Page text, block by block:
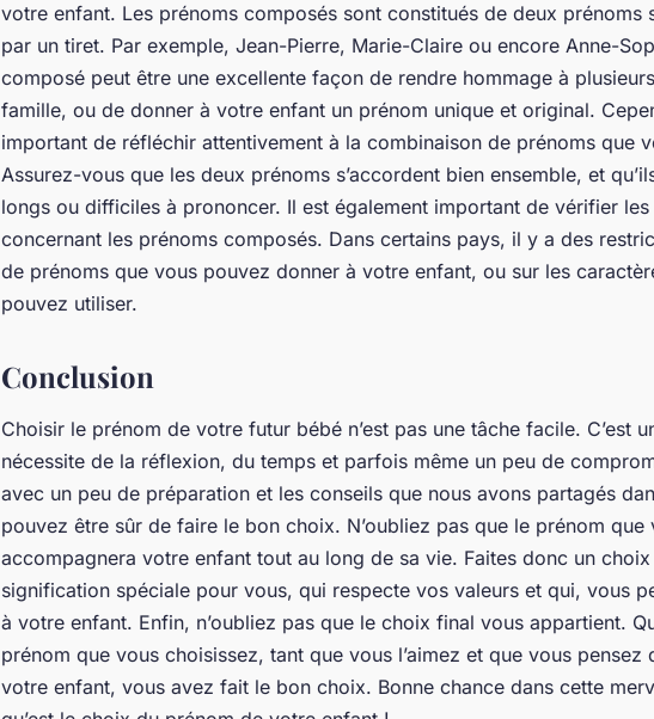
votre enfant. Les prénoms composés sont constitués de deux prénoms
par un tiret. Par exemple, Jean-Pierre, Marie-Claire ou encore Anne-
composé peut être une excellente façon de rendre hommage à
famille, ou de donner à votre enfant un prénom unique et original.
important de réfléchir attentivement à la combinaison de prénoms que
Assurez-vous que les deux prénoms s’accordent bien ensemble, et
longs ou difficiles à prononcer. Il est également important de vérifier les
concernant les prénoms composés. Dans certains pays, il y a des
de prénoms que vous pouvez donner à votre enfant, ou sur les
pouvez utiliser.
Conclusion
Choisir le prénom de votre futur bébé n’est pas une tâche facile. C’est
nécessite de la réflexion, du temps et parfois même un peu de
avec un peu de préparation et les conseils que nous avons partagés
pouvez être sûr de faire le bon choix. N’oubliez pas que le prénom que
accompagnera votre enfant tout au long de sa vie. Faites donc un
signification spéciale pour vous, qui respecte vos valeurs et qui, vous
à votre enfant. Enfin, n’oubliez pas que le choix final vous appartient.
prénom que vous choisissez, tant que vous l’aimez et que vous pensez
votre enfant, vous avez fait le bon choix. Bonne chance dans cette